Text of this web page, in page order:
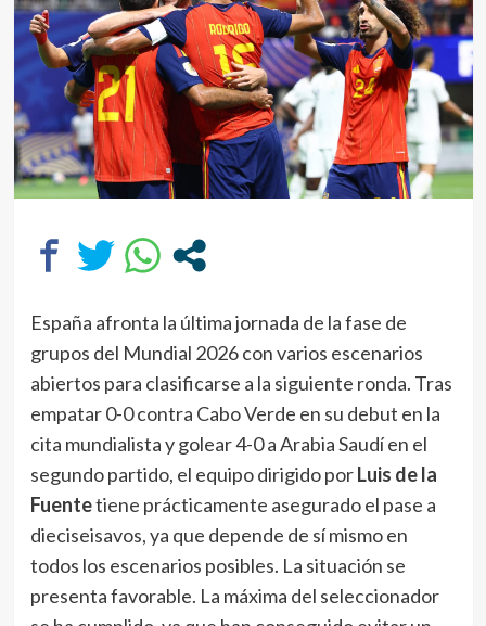
España afronta la última jornada de la fase de
grupos del Mundial 2026 con varios escenarios
abiertos para clasificarse a la siguiente ronda. Tras
empatar 0-0 contra Cabo Verde en su debut en la
cita mundialista y golear 4-0 a Arabia Saudí en el
segundo partido, el equipo dirigido porLuis de la
Fuentetiene prácticamente asegurado el pase a
dieciseisavos, ya que depende de sí mismo en
todos los escenarios posibles. La situación se
presenta favorable. La máxima del seleccionador